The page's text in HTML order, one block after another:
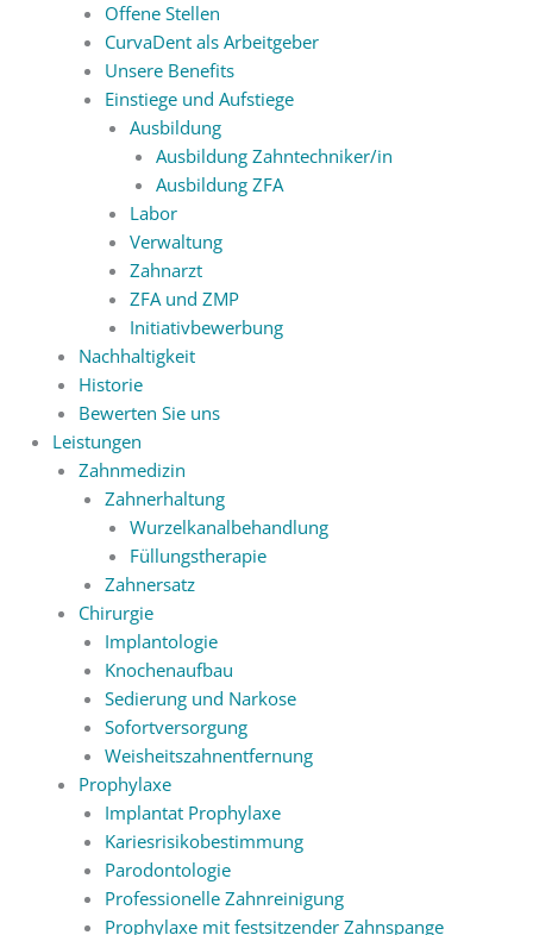
Offene Stellen
CurvaDent als Arbeitgeber
Unsere Benefits
Einstiege und Aufstiege
Ausbildung
Ausbildung Zahntechniker/in
Ausbildung ZFA
Labor
Verwaltung
Zahnarzt
ZFA und ZMP
Initiativbewerbung
Nachhaltigkeit
Historie
Bewerten Sie uns
Leistungen
Zahnmedizin
Zahnerhaltung
Wurzelkanalbehandlung
Füllungstherapie
Zahnersatz
Chirurgie
Implantologie
Knochenaufbau
Sedierung und Narkose
Sofortversorgung
Weisheitszahnentfernung
Prophylaxe
Implantat Prophylaxe
Kariesrisikobestimmung
Parodontologie
Professionelle Zahnreinigung
Prophylaxe mit festsitzender Zahnspange